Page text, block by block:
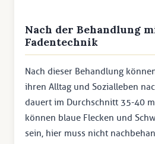
Nach der Behandlung
Fadentechnik
Nach dieser Behandlung
ihren Alltag und Sozialleben
dauert im Durchschnitt 35-40
können blaue Flecken und
sein, hier muss nicht